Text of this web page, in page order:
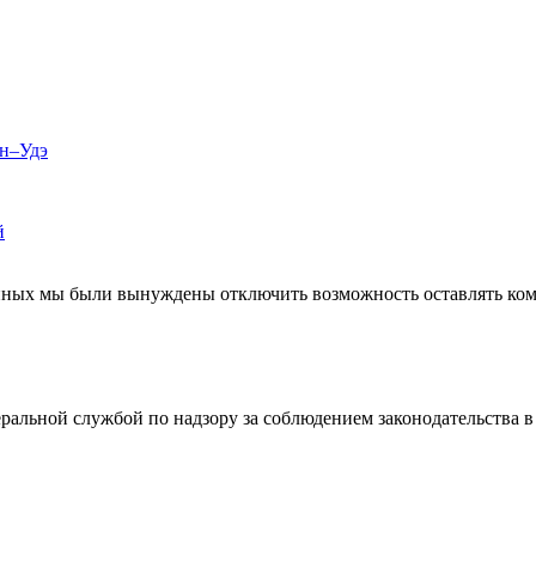
мы были вынуждены отключить возможность оставлять
службой по надзору за соблюдением законодательства